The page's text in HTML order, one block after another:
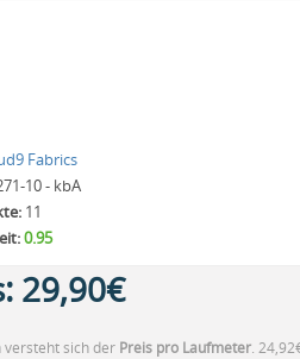
Fabrics
10 - kbA
11
0.95
29,90€
versteht sich der Preis pro Laufmeter.